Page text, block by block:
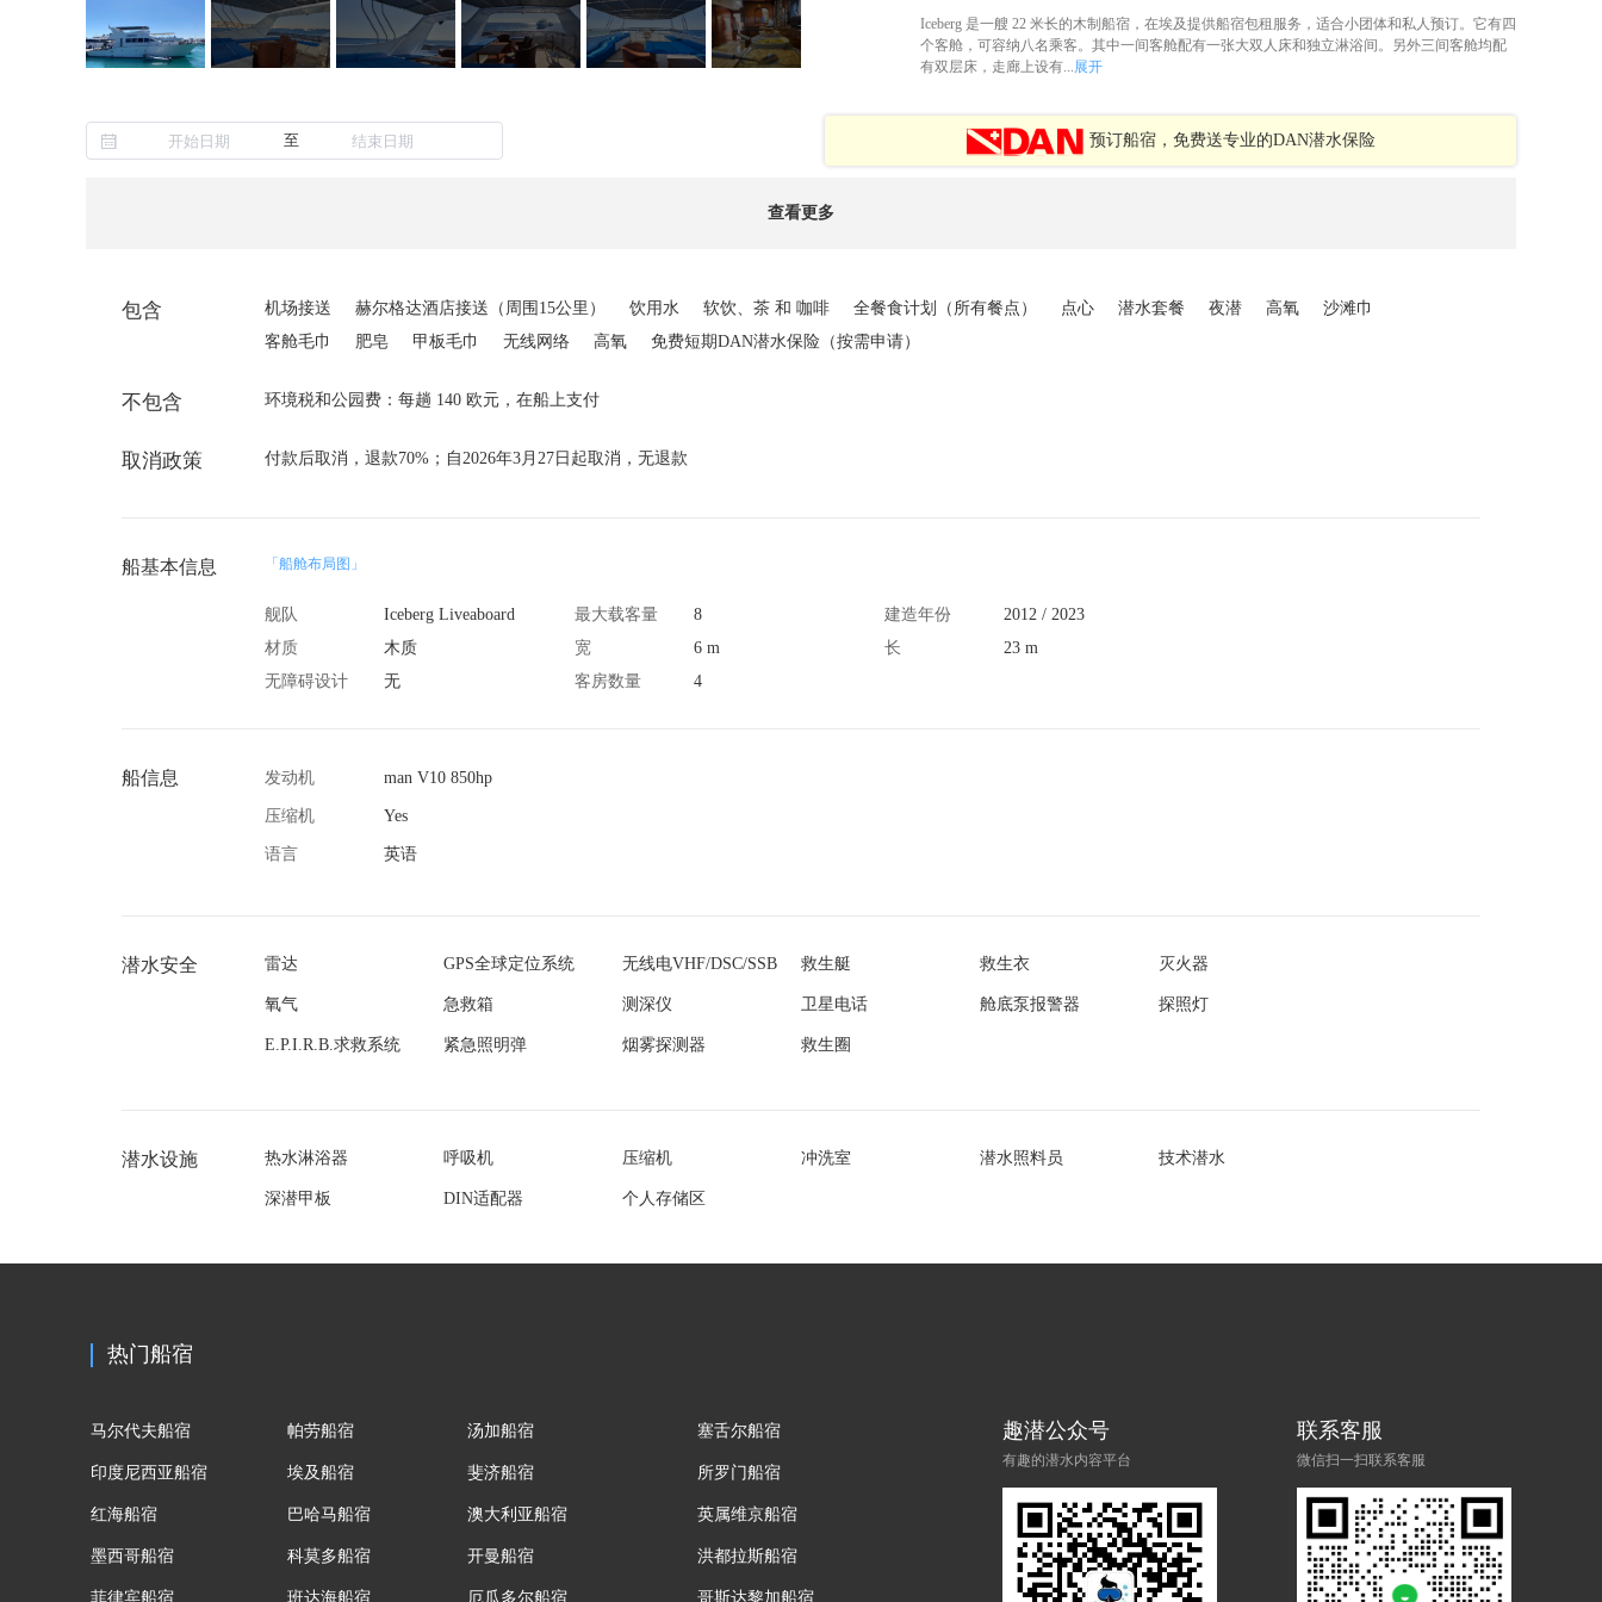
Iceberg 是一艘 22 米长的木制船宿，在埃及提供船宿包租服务，适合小团体和私人预订。它有四
个客舱，可容纳八名乘客。其中一间客舱配有一张大双人床和独立淋浴间。另外三间客舱均配
有双层床，走廊上设有...展开
至 预订船宿，免费送专业的DAN潜水保险
查看更多
包含 机场接送 赫尔格达酒店接送（周围15公里） 饮用水 软饮、茶 和 咖啡 全餐食计划（所有餐点） 点心 潜水套餐 夜潜 高氧
沙滩巾
客舱毛巾
肥皂 甲板毛巾 无线网络 高氧 免费短期DAN潜水保险（按需申请）
不包含 环境税和公园费：每趟 140 欧元，在船上支付
取消政策 付款后取消，退款70%；自2026年3月27日起取消，无退款
船基本信息 「船舱布局图」
舰队 Iceberg Liveaboard 最大载客量 8 建造年份
2012 / 2023
材质
木质 宽 6 m 长
23 m
无障碍设计
无 客房数量 4
船信息 发动机 man V10 850hp
压缩机 Yes
语言 英语
潜水安全 雷达 GPS全球定位系统 无线电VHF/DSC/SSB 救生艇 救生衣 灭火器
氧气 急救箱 测深仪 卫星电话 舱底泵报警器 探照灯
E.P.I.R.B.求救系统 紧急照明弹 烟雾探测器 救生圈
潜水设施 热水淋浴器 呼吸机 压缩机 冲洗室 潜水照料员 技术潜水
深潜甲板 DIN适配器 个人存储区
热门船宿
马尔代夫船宿
印度尼西亚船宿
红海船宿
墨西哥船宿
菲律宾船宿
帕劳船宿
埃及船宿
巴哈马船宿
科莫多船宿
班达海船宿
汤加船宿
斐济船宿
澳大利亚船宿
开曼船宿
厄瓜多尔船宿
塞舌尔船宿
所罗门船宿
英属维京船宿
洪都拉斯船宿
哥斯达黎加船宿
趣潜公众号
有趣的潜水内容平台
联系客服
微信扫一扫联系客服